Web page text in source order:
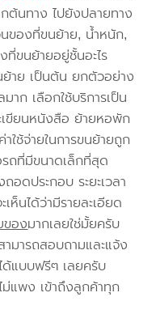
กต้นทาง ไปยังปลายทาง
ของที่ขนย้าย, น้ำหนัก,
ขนย้ายอยู่ชั้นอะไร
ย้าย เป็นต้น ยกตัวอย่าง
าก เลือกใช้บริการเป็น
เขียนหนังสือ ย้ายหอพัก
ช้จ่ายในการขนย้ายถูก
รถที่มีขนาดเล็กที่สุด
อดประกอบ ระยะเวลา
ห็นได้ว่ามีรายละเอียด
ของมากเลยใช่มั้ยครับ
มารถสอบถามและแจ้ง
ด้แบบฟรีๆ เลยครับ
แพง เข้าถึงลูกค้าทุก